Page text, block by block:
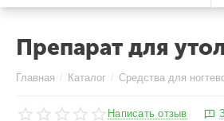
Препарат для
Главная / Каталог / Средства для
Написать отзыв